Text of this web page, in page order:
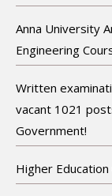
Anna University
Engineering
Written
vacant 1021
Government!
Higher